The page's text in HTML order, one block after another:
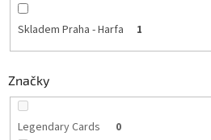
Skladem Praha - Harfa 1
Značky
Legendary Cards 0